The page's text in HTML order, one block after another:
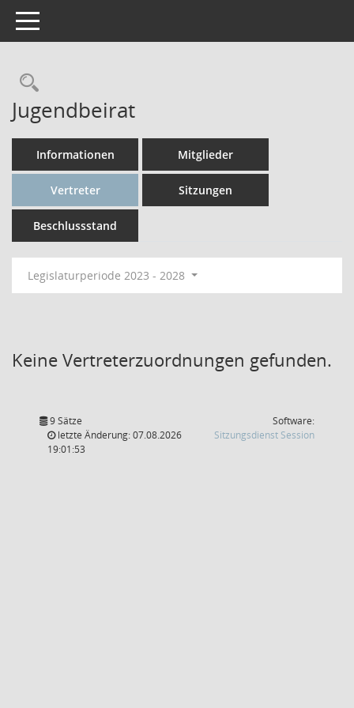
Toggle navigation
Rechercheauswahl
Jugendbeirat
Informationen Mitglieder
Vertreter Sitzungen
Beschlussstand
Legislaturperiode 2023 - 2028
Keine Vertreterzuordnungen gefunden.
9 Sätze
letzte Änderung: 07.08.2026
19:01:53
Software:
Sitzungsdienst Session(Wird in